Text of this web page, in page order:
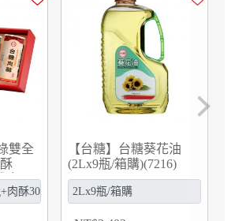
【台糖】台糖甘蔗液糖
(5kg/瓶)(0B370005)
【台糖】台
盒(葵花油
禮盒
Next